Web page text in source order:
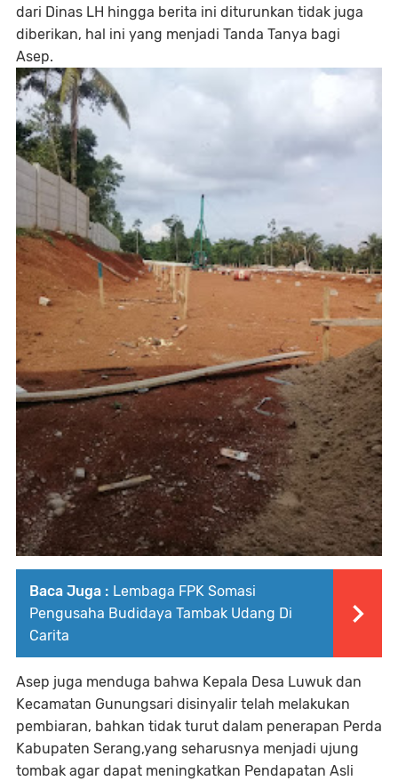
dari Dinas LH hingga berita ini diturunkan tidak juga
diberikan, hal ini yang menjadi Tanda Tanya bagi
Asep.
Baca Juga : Lembaga FPK Somasi
Pengusaha Budidaya Tambak Udang Di
Carita
Asep juga menduga bahwa Kepala Desa Luwuk dan
Kecamatan Gunungsari disinyalir telah melakukan
pembiaran, bahkan tidak turut dalam penerapan Perda
Kabupaten Serang,yang seharusnya menjadi ujung
tombak agar dapat meningkatkan Pendapatan Asli